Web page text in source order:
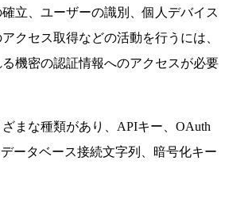
立、ユーザーの識別、個人デバイス
クセス取得などの活動を行うには、
機密の認証情報へのアクセスが必要
まな種類があり、APIキー、OAuth
ータベース接続文字列、暗号化キー